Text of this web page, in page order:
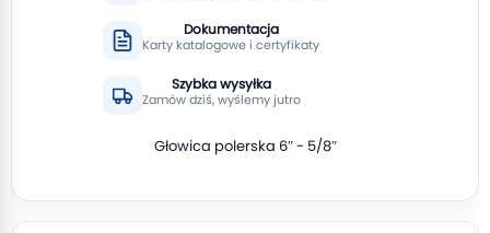
Dokumentacja
Karty katalogowe i certyfikaty
Szybka wysyłka
Zamów dziś, wyślemy jutro
Głowica polerska 6″ - 5/8″